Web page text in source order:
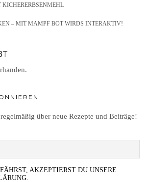
KICHERERBSENMEHL
– MIT MAMPF BOT WIRDS INTERAKTIV!
über neue Rezepte und Beiträge!
AKZEPTIERST DU UNSERE